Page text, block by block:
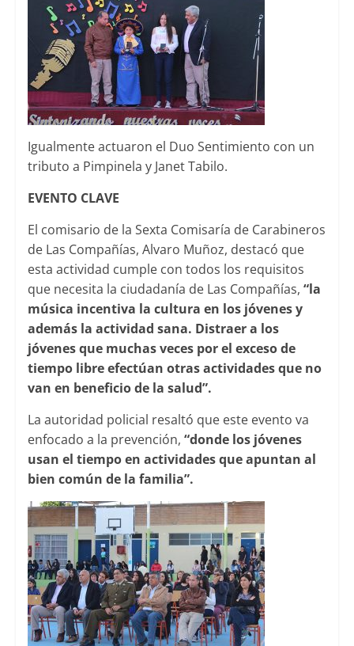
Igualmente actuaron el Duo Sentimiento con un
tributo a Pimpinela y Janet Tabilo.
EVENTO CLAVE
El comisario de la Sexta Comisaría de Carabineros
de Las Compañías, Alvaro Muñoz, destacó que
esta actividad cumple con todos los requisitos
que necesita la ciudadanía de Las Compañías, “la
música incentiva la cultura en los jóvenes y
además la actividad sana. Distraer a los
jóvenes que muchas veces por el exceso de
tiempo libre efectúan otras actividades que no
van en beneficio de la salud”.
La autoridad policial resaltó que este evento va
enfocado a la prevención, “donde los jóvenes
usan el tiempo en actividades que apuntan al
bien común de la familia”.